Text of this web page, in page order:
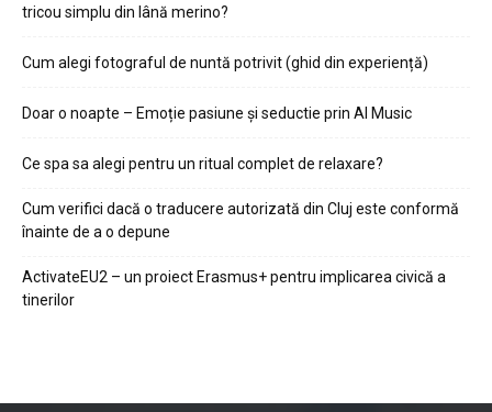
tricou simplu din lână merino?
Cum alegi fotograful de nuntă potrivit (ghid din experiență)
Doar o noapte – Emoție pasiune și seductie prin AI Music
Ce spa sa alegi pentru un ritual complet de relaxare?
Cum verifici dacă o traducere autorizată din Cluj este conformă
înainte de a o depune
ActivateEU2 – un proiect Erasmus+ pentru implicarea civică a
tinerilor